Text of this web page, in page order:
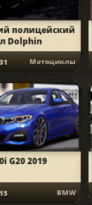
полицейский
Dolphin
Мотоциклы
G20 2019
BMW